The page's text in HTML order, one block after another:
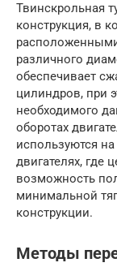
Твинскрольная
конструкция, в
различного
обеспечивает
цилиндров, при
необходимого
оборотах
используются
двигателях, где
возможность
минимальной
конструкции.
Методы